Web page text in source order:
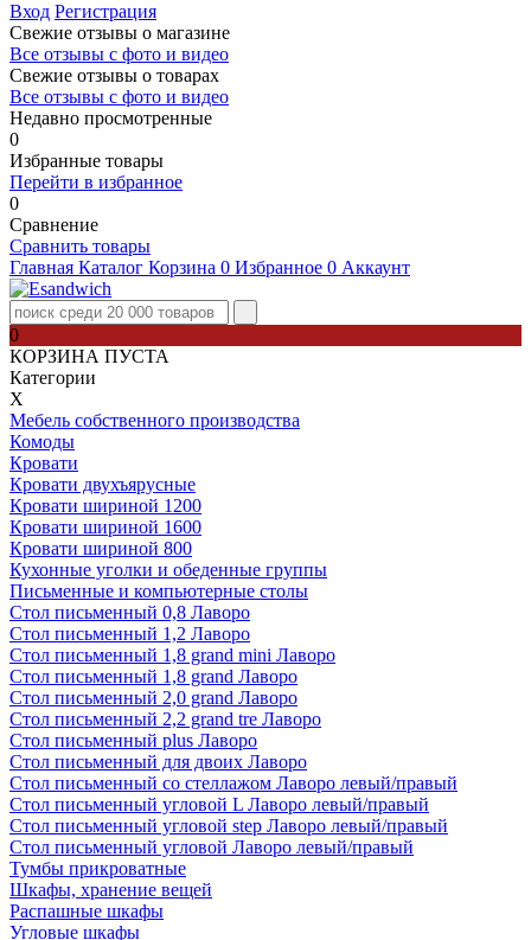
Вход Регистрация
Свежие отзывы о магазине
Все отзывы с фото и видео
Свежие отзывы о товарах
Все отзывы c фото и видео
Недавно просмотренные
0
Избранные товары
Перейти в избранное
0
Сравнение
Сравнить товары
Главная Каталог Корзина 0 Избранное 0 Аккаунт
0
КОРЗИНА ПУСТА
Категории
Х
Мебель собственного производства
Комоды
Кровати
Кровати двухъярусные
Кровати шириной 1200
Кровати шириной 1600
Кровати шириной 800
Кухонные уголки и обеденные группы
Письменные и компьютерные столы
Стол письменный 0,8 Лаворо
Стол письменный 1,2 Лаворо
Стол письменный 1,8 grand mini Лаворо
Стол письменный 1,8 grand Лаворо
Стол письменный 2,0 grand Лаворо
Стол письменный 2,2 grand tre Лаворо
Стол письменный plus Лаворо
Стол письменный для двоих Лаворо
Стол письменный со стеллажом Лаворо левый/правый
Стол письменный угловой L Лаворо левый/правый
Стол письменный угловой step Лаворо левый/правый
Стол письменный угловой Лаворо левый/правый
Тумбы прикроватные
Шкафы, хранение вещей
Распашные шкафы
Угловые шкафы